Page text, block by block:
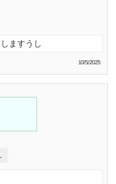
ますうし
10/5/2025